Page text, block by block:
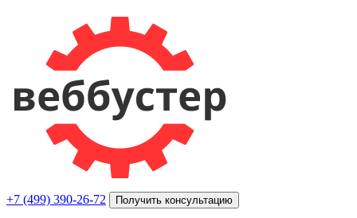
+7 (499) 390-26-72 Получить консультацию